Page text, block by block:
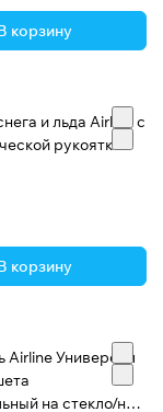
корзину
и льда Airline с
рукояткой
корзину
Airline Универсал
на стекло/на